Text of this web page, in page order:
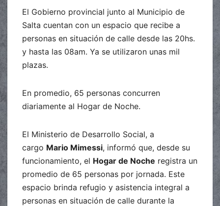
El Gobierno provincial junto al Municipio de
Salta cuentan con un espacio que recibe a
personas en situación de calle desde las 20hs.
y hasta las 08am. Ya se utilizaron unas mil
plazas.
En promedio, 65 personas concurren
diariamente al Hogar de Noche.
El Ministerio de Desarrollo Social, a
cargo Mario Mimessi, informó que, desde su
funcionamiento, el Hogar de Noche registra un
promedio de 65 personas por jornada. Este
espacio brinda refugio y asistencia integral a
personas en situación de calle durante la